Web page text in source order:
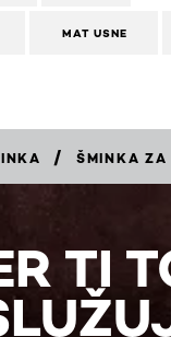
MAT USNE
/ ŠMINKA ZA
TI